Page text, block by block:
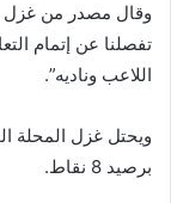
وقال مصدر من غزل
تفصلنا عن إتمام
اللاعب وناديه”.
ويحتل غزل المحلة
برصيد 8 نقاط.